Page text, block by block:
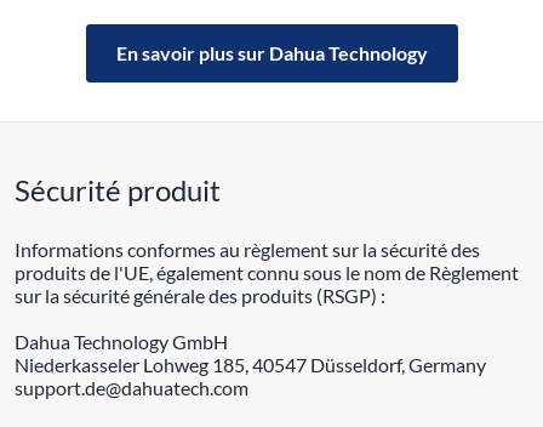
En savoir plus sur Dahua Technology
Sécurité produit
Informations conformes au règlement sur la sécurité des
produits de l'UE, également connu sous le nom de Règlement
sur la sécurité générale des produits (RSGP) :
Dahua Technology GmbH
Niederkasseler Lohweg 185, 40547 Düsseldorf, Germany
support.de@dahuatech.com